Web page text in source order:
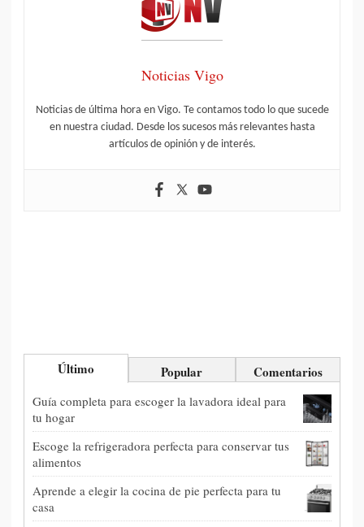
Noticias Vigo
Noticias de última hora en Vigo. Te contamos todo lo que sucede
en nuestra ciudad. Desde los sucesos más relevantes hasta
artículos de opinión y de interés.
Último Popular Comentarios
Guía completa para escoger la lavadora ideal para
tu hogar
Escoge la refrigeradora perfecta para conservar tus
alimentos
Aprende a elegir la cocina de pie perfecta para tu
casa